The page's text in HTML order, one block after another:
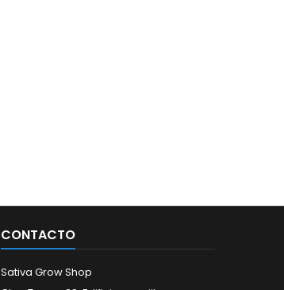
CONTACTO
Sativa Grow Shop